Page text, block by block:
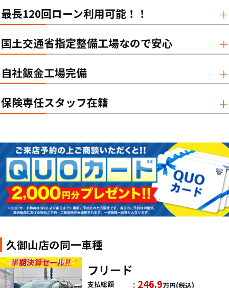
最長120回ローン利用可能！！
国土交通省指定整備工場なので安心
自社鈑金工場完備
保険専任スタッフ在籍
久御山店の同一車種
フリード
支払総額 246.9万円(税込)